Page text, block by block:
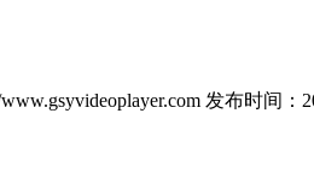
发布时间：